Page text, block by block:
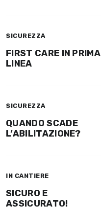
SICUREZZA
FIRST CARE IN PRIMA
LINEA
SICUREZZA
QUANDO SCADE
L’ABILITAZIONE?
IN CANTIERE
SICURO E
ASSICURATO!